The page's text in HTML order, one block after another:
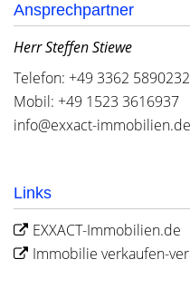
Ansprechpartner
Herr Steffen Stiewe
Telefon: +49 3362 5890232
Mobil: +49 1523 3616937
info@exxact-immobilien.de
Links
EXXACT-Immobilien.de
Immobilie verkaufen-